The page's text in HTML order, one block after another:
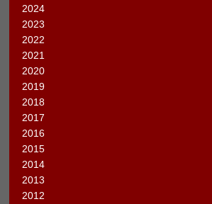
2024
2023
2022
2021
2020
2019
2018
2017
2016
2015
2014
2013
2012